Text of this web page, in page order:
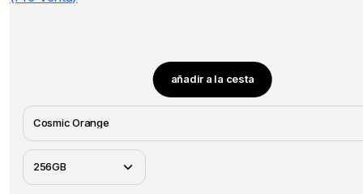
añadir a la cesta
Este
producto
múltiples